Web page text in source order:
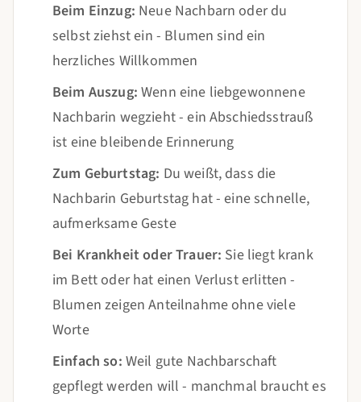
Beim Einzug: Neue Nachbarn oder du
selbst ziehst ein - Blumen sind ein
herzliches Willkommen
Beim Auszug: Wenn eine liebgewonnene
Nachbarin wegzieht - ein Abschiedsstrauß
ist eine bleibende Erinnerung
Zum Geburtstag: Du weißt, dass die
Nachbarin Geburtstag hat - eine schnelle,
aufmerksame Geste
Bei Krankheit oder Trauer: Sie liegt krank
im Bett oder hat einen Verlust erlitten -
Blumen zeigen Anteilnahme ohne viele
Worte
Einfach so: Weil gute Nachbarschaft
gepflegt werden will - manchmal braucht es